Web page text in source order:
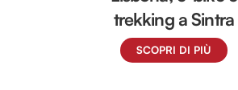
trekking a Sintra
SCOPRI DI PIÙ